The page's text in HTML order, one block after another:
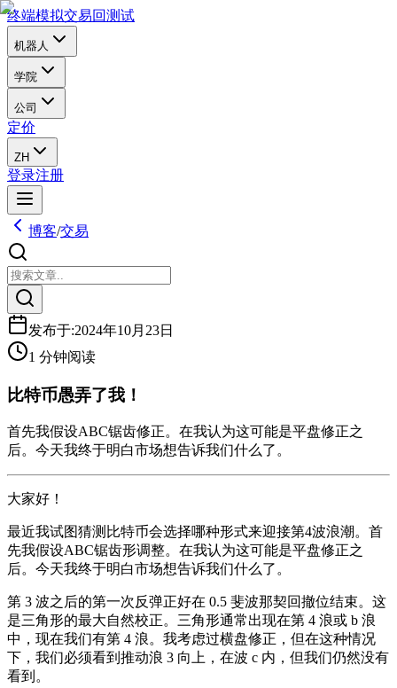
终端模拟交易回测试
机器人
学院
公司
定价
ZH
登录注册
博客/交易
发布于:2024年10月23日
1 分钟阅读
比特币愚弄了我！
首先我假设ABC锯齿修正。在我认为这可能是平盘修正之
后。今天我终于明白市场想告诉我们什么了。
大家好！
最近我试图猜测比特币会选择哪种形式来迎接第4波浪潮。首
先我假设ABC锯齿形调整。在我认为这可能是平盘修正之
后。今天我终于明白市场想告诉我们什么了。
第 3 波之后的第一次反弹正好在 0.5 斐波那契回撤位结束。这
是三角形的最大自然校正。三角形通常出现在第 4 浪或 b 浪
中，现在我们有第 4 浪。我考虑过横盘修正，但在这种情况
下，我们必须看到推动浪 3 向上，在波 c 内，但我们仍然没有
看到。